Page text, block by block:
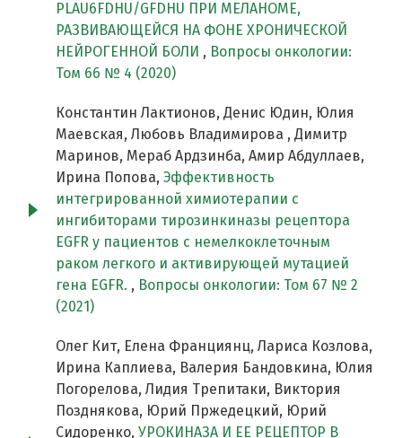
PLAU6FDHU/GFDHU ПРИ МЕЛАНОМЕ,
РАЗВИВАЮЩЕЙСЯ НА ФОНЕ ХРОНИЧЕСКОЙ
НЕЙРОГЕННОЙ БОЛИ , Вопросы онкологии:
Том 66 № 4 (2020)
Константин Лактионов, Денис Юдин, Юлия
Маевская, Любовь Владимирова , Димитр
Маринов, Мераб Ардзинба, Амир Абдуллаев,
Ирина Попова, Эффективность
интегрированной химиотерапии с
ингибиторами тирозинкиназы рецептора
EGFR у пациентов с немелкоклеточным
раком легкого и активирующей мутацией
гена EGFR. , Вопросы онкологии: Том 67 № 2
(2021)
Олег Кит, Елена Франциянц, Лариса Козлова,
Ирина Каплиева, Валерия Бандовкина, Юлия
Погорелова, Лидия Трепитаки, Виктория
Позднякова, Юрий Пржедецкий, Юрий
Сидоренко, УРОКИНАЗА И ЕЕ РЕЦЕПТОР В